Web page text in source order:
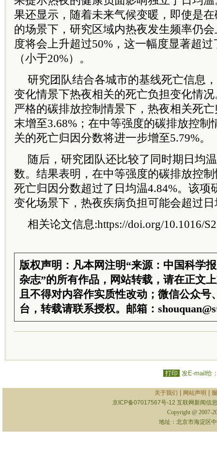
果还显示，随着未来气候变暖，即使是
的场景下，研究区域内热夜发生频率仍
度将会上升超过50%，这一幅度显著超
（小于20%）。
研究团队结合各城市的基线死亡信息
变化情景下热夜相关的死亡负担变化情
严格的碳排放控制情景下，热夜相关死
末增至3.68%；在中等强度的碳排放控制
关的死亡归因分数将进一步增至5.79%。
随后，研究团队还比较了同时期日均
数。结果表明，在中等强度的碳排放控
死亡归因分数超过了日均温4.84%。该项
变化场景下，热夜疾病负担可能会超过
相关论文信息:https://doi.org/10.1016/
版权声明：凡本网注明“来源：中国科学
杂志”的所有作品，网站转载，请在正文
且不得对内容作实质性改动；微信公众号
台，转载请联系授权。邮箱：
打印 发E-mail给
关于我们 网站声明
京ICP备07017567号-12 互联网新闻信
Copyright @ 2007-
地址：北京市海淀区